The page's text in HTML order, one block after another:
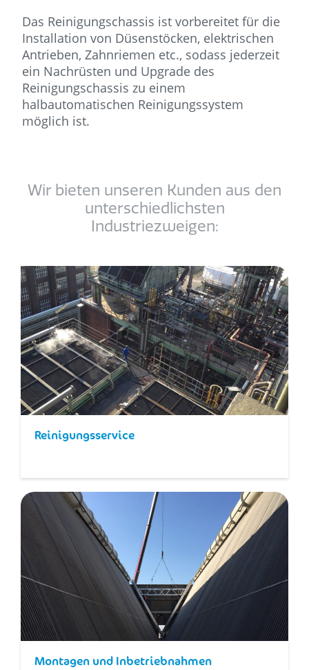
Das Reinigungschassis ist vorbereitet für die
Installation von Düsenstöcken, elektrischen
Antrieben, Zahnriemen etc., sodass jederzeit
ein Nachrüsten und Upgrade des
Reinigungschassis zu einem
halbautomatischen Reinigungssystem
möglich ist.
Wir bieten unseren Kunden aus den
unterschiedlichsten
Industriezweigen:
Reinigungsservice​
Montagen und Inbetriebnahmen